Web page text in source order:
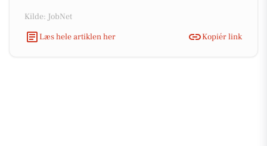
Kilde: JobNet
Læs hele artiklen her
Kopiér link